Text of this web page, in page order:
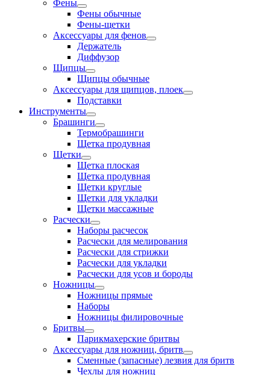
Фены
Фены обычные
Фены-щетки
Аксессуары для фенов
Держатель
Диффузор
Щипцы
Щипцы обычные
Аксессуары для щипцов, плоек
Подставки
Инструменты
Брашинги
Термобрашинги
Щетка продувная
Щетки
Щетка плоская
Щетка продувная
Щетки круглые
Щетки для укладки
Щетки массажные
Расчески
Наборы расчесок
Расчески для мелирования
Расчески для стрижки
Расчески для укладки
Расчески для усов и бороды
Ножницы
Ножницы прямые
Наборы
Ножницы филировочные
Бритвы
Парикмахерские бритвы
Аксессуары для ножниц, бритв
Сменные (запасные) лезвия для бритв
Чехлы для ножниц